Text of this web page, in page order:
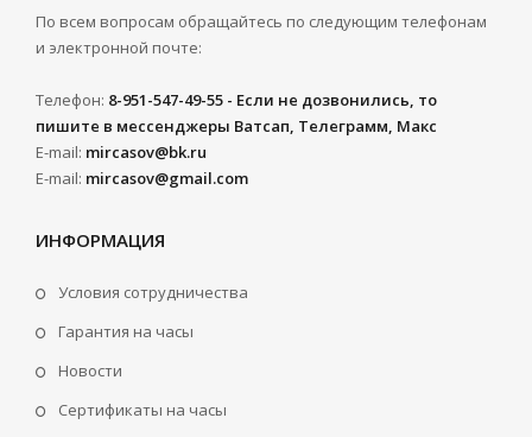
По всем вопросам обращайтесь по следующим телефонам
и электронной почте:
Телефон: 8-951-547-49-55 - Если не дозвонились, то
пишите в мессенджеры Ватсап, Телеграмм, Макс
E-mail: mircasov@bk.ru
E-mail: mircasov@gmail.com
ИНФОРМАЦИЯ
Условия сотрудничества
Гарантия на часы
Новости
Сертификаты на часы